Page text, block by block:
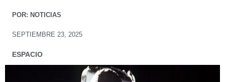
POR: NOTICIAS
SEPTIEMBRE 23, 2025
ESPACIO